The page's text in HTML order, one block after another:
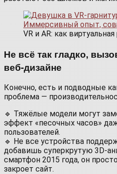
VR и AR: как
Не всё так гладко,
веб-дизайне
Конечно, есть и подводные
проблема —
🔹 Тяжёлые модели могут
эффект «песочных часов»
пользователей.
🔹 Не все устройства
добавишь суперкрутую 3D-
смартфон 2015 года, он
закроет сайт.